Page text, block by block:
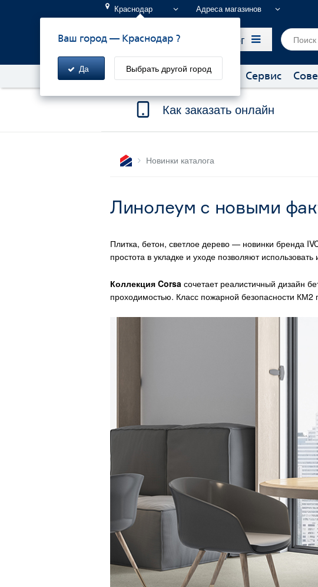
Краснодар
Ваш город — Краснодар ?
Да Выбрать другой город
Адреса магазинов
Каталог
Акции! Бонусы и скидки Сервис
Как заказать онлайн
Новинки каталога
Линолеум c новыми
Плитка, бетон, светлое дерево — новинки бренда
простота в укладке и уходе позволяют
Коллекция Corsa сочетает реалистичный дизайн
проходимостью. Класс пожарной безопасности КМ2